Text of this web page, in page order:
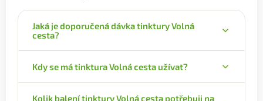
Jaká je doporučená dávka tinktury Volná
cesta?
Denní dávku rozdělte na dvě části, ráno a večer –
pokud vážíte 70 kg, dáte si 35 kapek ráno a 35
kapek večer.
Kdy se má tinktura Volná cesta užívat?
Kolik balení tinktury Volná cesta potřebuji na